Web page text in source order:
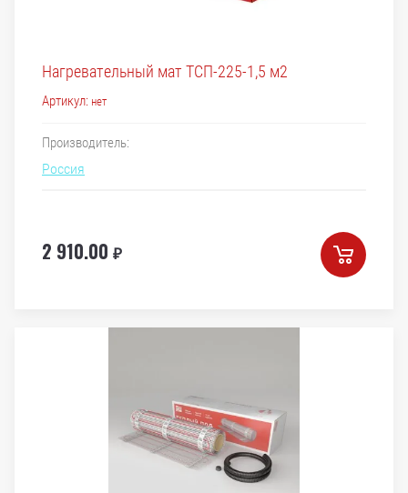
Нагревательный мат ТСП-225-1,5 м2
Артикул: нет
Производитель:
Россия
2 910.00 ₽